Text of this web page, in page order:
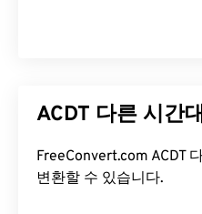
ACDT 다른 시간
FreeConvert.com ACDT
변환할 수 있습니다.